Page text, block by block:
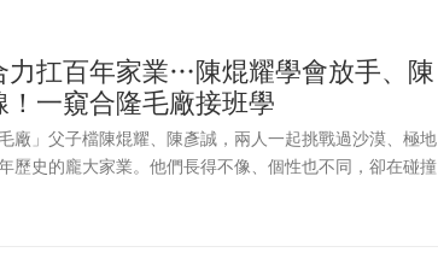
力扛百年家業…陳焜耀學會放手、陳
一窺合隆毛廠接班學
廠」父子檔陳焜耀、陳彥誠，兩人一起挑戰過沙漠、極地
歷史的龐大家業。他們長得不像、個性也不同，卻在碰撞